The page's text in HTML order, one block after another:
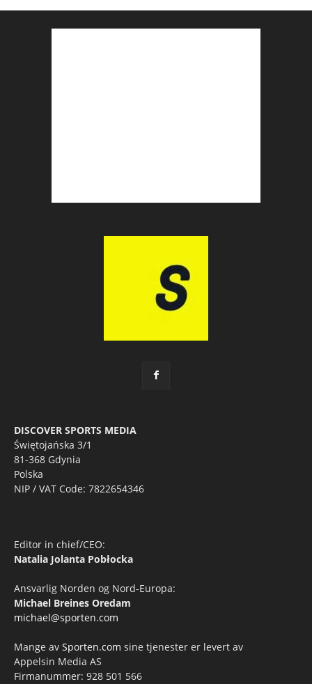
DISCOVER SPORTS MEDIA
Świętojańska 3/1
81-368 Gdynia
Polska
NIP / VAT Code: 7822654346
Editor in chief/CEO:
Natalia Jolanta Pobłocka
Ansvarlig Norden og Nord-Europa:
Michael Breines Oredam
michael@sporten.com
Mange av Sporten.com sine tjenester er levert av
Appelsin Media AS
Firmanummer: 928 501 566